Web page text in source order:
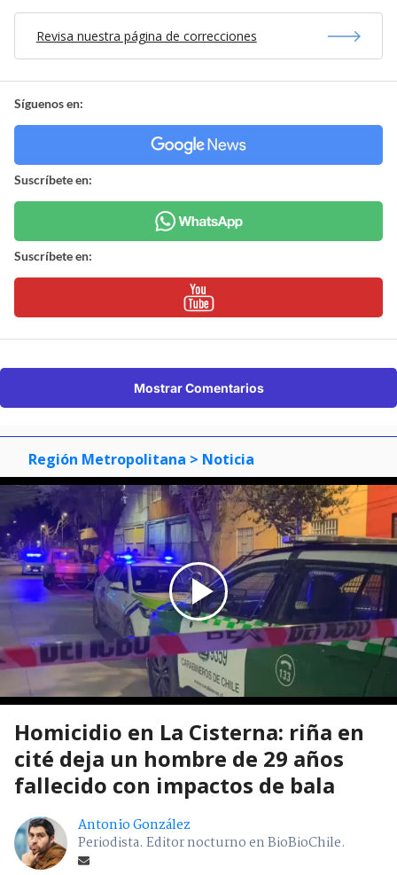
Revisa nuestra página de correcciones
Síguenos en:
Suscríbete en:
Suscríbete en:
Mostrar Comentarios
Región Metropolitana > Noticia
Homicidio en La Cisterna: riña en
cité deja un hombre de 29 años
fallecido con impactos de bala
Antonio González
Periodista. Editor nocturno en BioBioChile.